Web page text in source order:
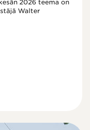
2026 teema on
Walter